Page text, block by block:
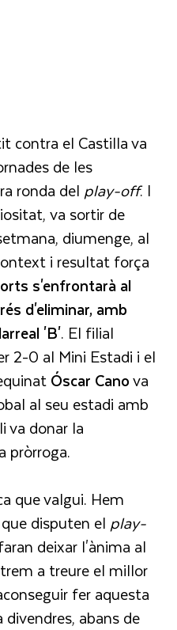
contra el Castilla va
de les
ronda del play-off. I
va sortir de
diumenge, al
i resultat força
s'enfrontarà al
d'eliminar, amb
'B'. El filial
2-0 al Mini Estadi i el
Óscar Canova
al seu estadi amb
va donar la
pròrroga.
que valgui. Hem
disputen el play-
deixar l'ànima al
a treure el millor
fer aquesta
abans de